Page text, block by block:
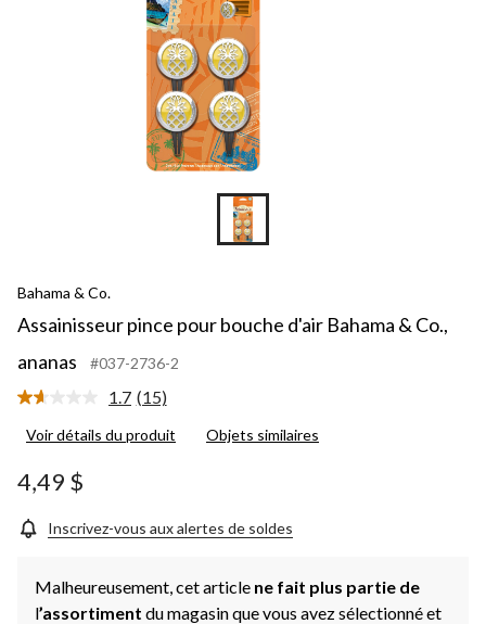
Bahama & Co.
Assainisseur pince pour bouche d'air Bahama & Co.,
ananas
#037-2736-2
1.7 Lire
15
même
page.
(15)
Voir détails du produit Objets similaires
4,49 $
Inscrivez-vous aux alertes de soldes
Malheureusement, cet article ne fait plus partie de
l’assortiment du magasin que vous avez sélectionné et